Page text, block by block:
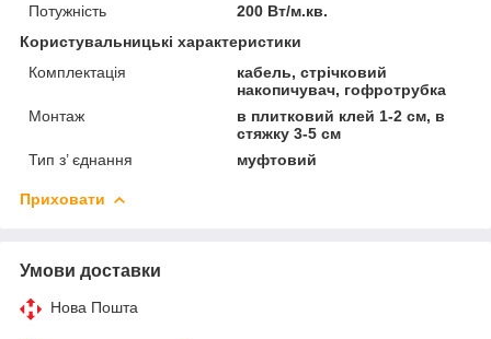
Потужність
200 Вт/м.кв.
Користувальницькі характеристики
Комплектація
кабель, стрічковий
накопичувач, гофротрубка
Монтаж
в плитковий клей 1-2 см, в
стяжку 3-5 см
Тип з’ єднання
муфтовий
Приховати
Умови доставки
Нова Пошта